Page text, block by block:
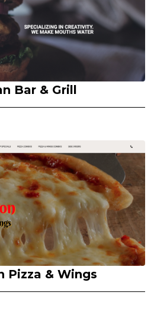
Bar & Grill
Pizza & Wings